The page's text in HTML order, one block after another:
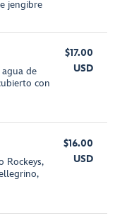
jengibre
de
con
$17.00
USD
Rockeys,
$16.00
USD